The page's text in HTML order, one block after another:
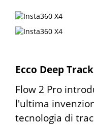
Ecco Deep
Flow 2 Pro
l'ultima
tecnologia di